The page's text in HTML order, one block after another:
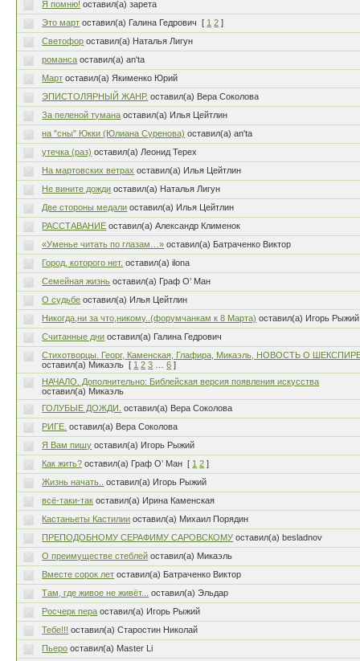
Я помню! оставил(а) зарета
Это март оставил(а) Галина Гедрович [ 1 2 ]
Светофор оставил(а) Наталья Лигун
романса оставил(а) an'ta
Март оставил(а) Якименко Юрий
ЭПИСТОЛЯРНЫЙ ЖАНР. оставил(а) Вера Соколова
За пеленой тумана оставил(а) Илья Цейтлин
на "сны" Юкки (Юлиана Суренова) оставил(а) an'ta
утечка (раз) оставил(а) Леонид Терех
На мартовских ветрах оставил(а) Илья Цейтлин
Не вините дожди оставил(а) Наталья Лигун
Две стороны медали оставил(а) Илья Цейтлин
РАССТАВАНИЕ оставил(а) Александр Клименок
«Уменье читать по глазам…» оставил(а) Батраченко Виктор
Город, которого нет. оставил(а) ilona
Семейная жизнь оставил(а) Граф О’ Ман
О судьбе оставил(а) Илья Цейтлин
Никогда,ни за что,никому..(форумчанкам к 8 Марта) оставил(а) Игорь Рыжий
Считанные дни оставил(а) Галина Гедрович
Стихотворцы. Георг, Каменская, Глафира, Микаэль, НОВОСТЬ О
оставил(а) Микаэль [ 1 2 3 …6 ]
НАЧАЛО. Дополнительно: Библейская версия появления искусства
оставил(а) Микаэль
ГОЛУБЫЕ ДОЖДИ.
оставил(а) Вера Соколова
РИГЕ. оставил(а) Вера Соколова
Я Вам пишу оставил(а) Игорь Рыжий
Как жить? оставил(а) Граф О’ Ман [ 1 2 ]
Жизнь начать..
оставил(а) Игорь Рыжий
всё-таки-так оставил(а) Ирина Каменская
Кастаньеты Кастилии оставил(а) Михаил Порядин
ПРЕПОДОБНОМУ СЕРАФИМУ САРОВСКОМУ оставил(а) besladnov
О преимуществе стеблей оставил(а) Микаэль
Вместе сорок лет оставил(а) Батраченко Виктор
Там, где живое не живёт...
оставил(а) Эльдар
Росчерк пера оставил(а) Игорь Рыжий
Тебе!!! оставил(а) Старостин Николай
Пьеро оставил(а) Master Li